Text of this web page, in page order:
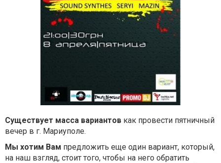
Существует масса вариантов как провести пятничный
вечер в г. Мариуполе.
Мы хотим Вам предложить еще один вариант, который,
на наш взгляд, стоит того, чтобы на него обратить